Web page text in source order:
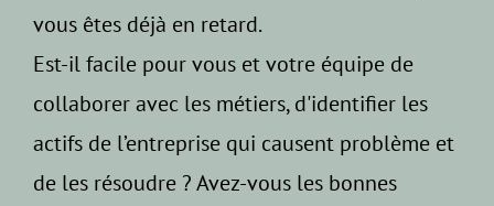
vous êtes déjà en retard.
Est-il facile pour vous et votre équipe de
collaborer avec les métiers, d'identifier les
actifs de l’entreprise qui causent problème et
de les résoudre ? Avez-vous les bonnes